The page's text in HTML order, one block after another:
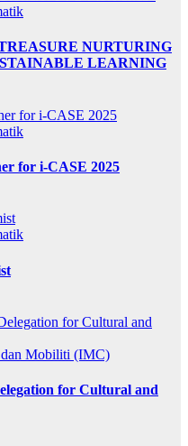
NURTURING
LEARNING
for i-CASE 2025
dan Mobiliti (IMC)
for Cultural and